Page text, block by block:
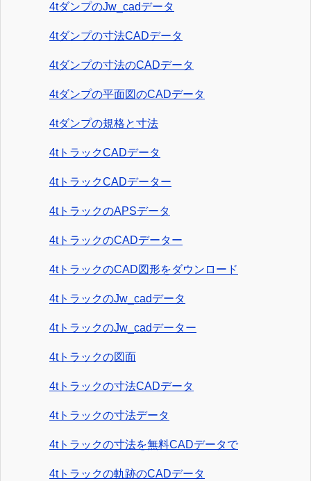
4tダンプのJw_cadデータ
4tダンプの寸法CADデータ
4tダンプの寸法のCADデータ
4tダンプの平面図のCADデータ
4tダンプの規格と寸法
4tトラックCADデータ
4tトラックCADデーター
4tトラックのAPSデータ
4tトラックのCADデーター
4tトラックのCAD図形をダウンロード
4tトラックのJw_cadデータ
4tトラックのJw_cadデーター
4tトラックの図面
4tトラックの寸法CADデータ
4tトラックの寸法データ
4tトラックの寸法を無料CADデータで
4tトラックの軌跡のCADデータ